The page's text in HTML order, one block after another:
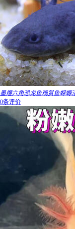
墨煜六角恐龙鱼观赏鱼蝾螈
0条评价